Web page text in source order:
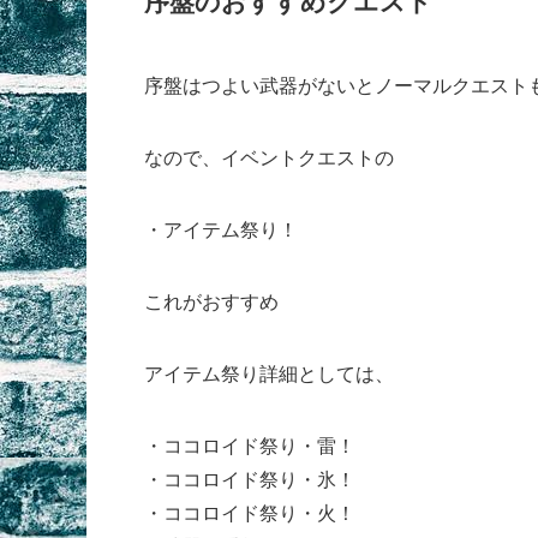
序盤はつよい武器がないとノーマルクエスト
なので、イベントクエストの
・アイテム祭り！
これがおすすめ
アイテム祭り詳細としては、
・ココロイド祭り・雷！
・ココロイド祭り・氷！
・ココロイド祭り・火！